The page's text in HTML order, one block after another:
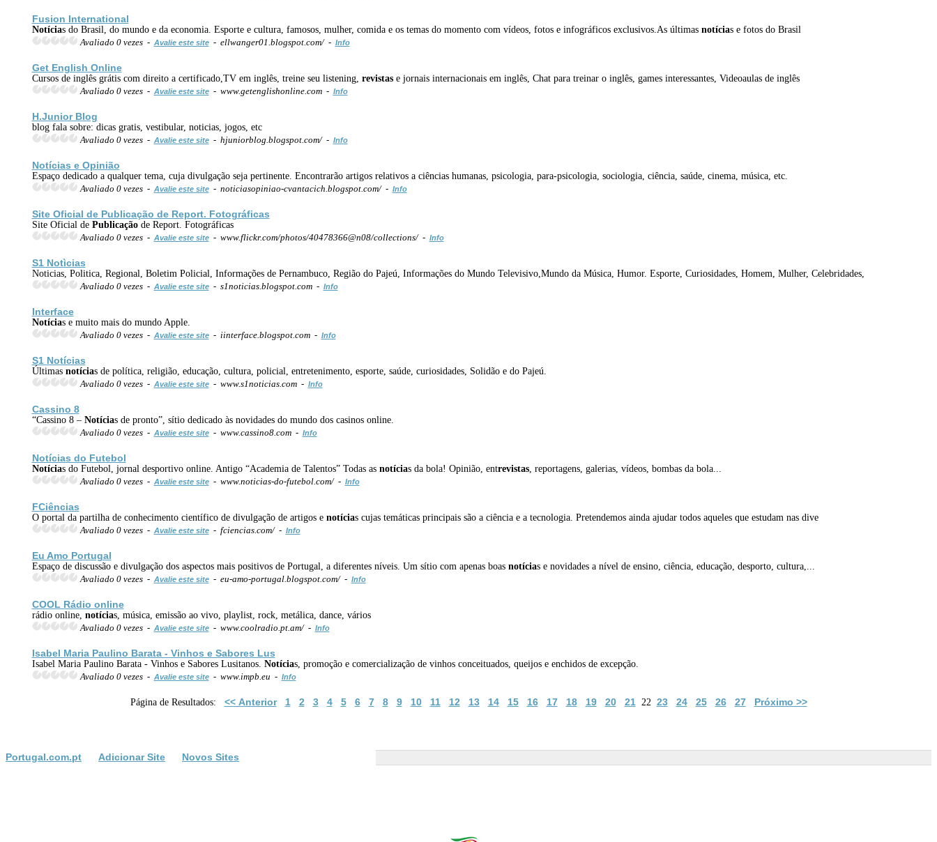
Fusion International
Notícias do Brasil, do mundo e da economia. Esporte e cultura, famosos, mulher, comida e os temas do momento com vídeos, fotos e infográficos exclusivos.As últimas notícias e fotos do Brasil
Avaliado 0 vezes - Avalie este site- ellwanger01.blogspot.com/ - Info
Get English Online
Cursos de inglês grátis com direito a certificado,TV em inglês, treine seu listening, revistase jornais internacionais em inglês, Chat para treinar o inglês, games interessantes, Videoaulas de inglês
Avaliado 0 vezes - Avalie este site- www.getenglishonline.com - Info
H.Junior Blog
blog fala sobre: dicas gratis, vestibular, noticias, jogos, etc
Avaliado 0 vezes - Avalie este site- hjuniorblog.blogspot.com/ - Info
Notícias e Opinião
Espaço dedicado a qualquer tema, cuja divulgação seja pertinente. Encontrarão artigos relativos a ciências humanas, psicologia, para-psicologia, sociologia, ciência, saúde, cinema, música, etc.
Avaliado 0 vezes - Avalie este site- noticiasopiniao-cvantacich.blogspot.com/ - Info
Site Oficial de Publicação de Report. Fotográficas
Site Oficial de Publicaçãode Report. Fotográficas
Avaliado 0 vezes - Avalie este site- www.flickr.com/photos/40478366@n08/collections/ - Info
S1 Notìcias
Noticias, Politica, Regional, Boletim Policial, Informações de Pernambuco, Região do Pajeú, Informações do Mundo Televisivo,Mundo da Música, Humor. Esporte, Curiosidades, Homem, Mulher, Celebridades,
Avaliado 0 vezes - Avalie este site- s1noticias.blogspot.com - Info
Interface
Notícias e muito mais do mundo Apple.
Avaliado 0 vezes - Avalie este site- iinterface.blogspot.com - Info
S1 Notícias
Últimas notícias de política, religião, educação, cultura, policial, entretenimento, esporte, saúde, curiosidades, Solidão e do Pajeú.
Avaliado 0 vezes - Avalie este site- www.s1noticias.com - Info
Cassino 8
“Cassino 8 – Notícias de pronto”, sítio dedicado às novidades do mundo dos casinos online.
Avaliado 0 vezes - Avalie este site- www.cassino8.com - Info
Notícias do Futebol
Notícias do Futebol, jornal desportivo online. Antigo “Academia de Talentos” Todas as notícias da bola! Opinião, entrevistas, reportagens, galerias, vídeos, bombas da bola...
Avaliado 0 vezes - Avalie este site- www.noticias-do-futebol.com/ - Info
FCiências
O portal da partilha de conhecimento científico de divulgação de artigos e notícias cujas temáticas principais são a ciência e a tecnologia. Pretendemos ainda ajudar todos aqueles que estudam nas dive
Avaliado 0 vezes - Avalie este site- fciencias.com/ - Info
Eu Amo Portugal
Espaço de discussão e divulgação dos aspectos mais positivos de Portugal, a diferentes níveis. Um sítio com apenas boas notícias e novidades a nível de ensino, ciência, educação, desporto, cultura,...
Avaliado 0 vezes - Avalie este site- eu-amo-portugal.blogspot.com/ - Info
COOL Rádio online
rádio online, notícias, música, emissão ao vivo, playlist, rock, metálica, dance, vários
Avaliado 0 vezes - Avalie este site- www.coolradio.pt.am/ - Info
Isabel Maria Paulino Barata - Vinhos e Sabores Lus
Isabel Maria Paulino Barata - Vinhos e Sabores Lusitanos. Notícias, promoção e comercialização de vinhos conceituados, queijos e enchidos de excepção.
Avaliado 0 vezes - Avalie este site- www.impb.eu - Info
Página de Resultados: << Anterior 1 2 3 4 5 6 7 8 9 10 11 12 13 14 15 16 17 18 19 20 2122 23 24 25 26 27 Próximo >>
Portugal.com.pt Adicionar Site Novos Sites